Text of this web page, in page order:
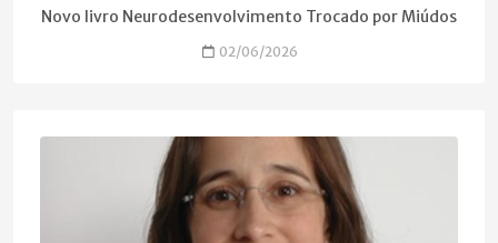
Novo livro Neurodesenvolvimento Trocado por Miúdos
02/06/2026